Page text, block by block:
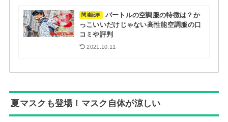
関連記事
バートルの空調服の特徴は？か
っこいいだけじゃない高性能空調服の口
コミや評判
2021.10.11
夏マスクも登場！マスク自体が涼しい